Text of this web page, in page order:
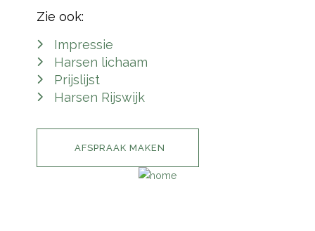
Zie ook:
Impressie
Harsen lichaam
Prijslijst
Harsen Rijswijk
AFSPRAAK MAKEN